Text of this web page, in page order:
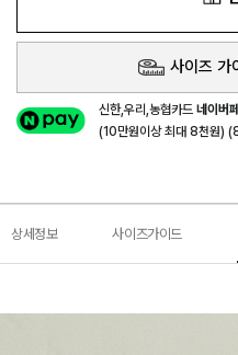
사이즈 가
신한,우리,농협카드네이버
(10만원이상 최대 8천원)
상세정보 사이즈가이드